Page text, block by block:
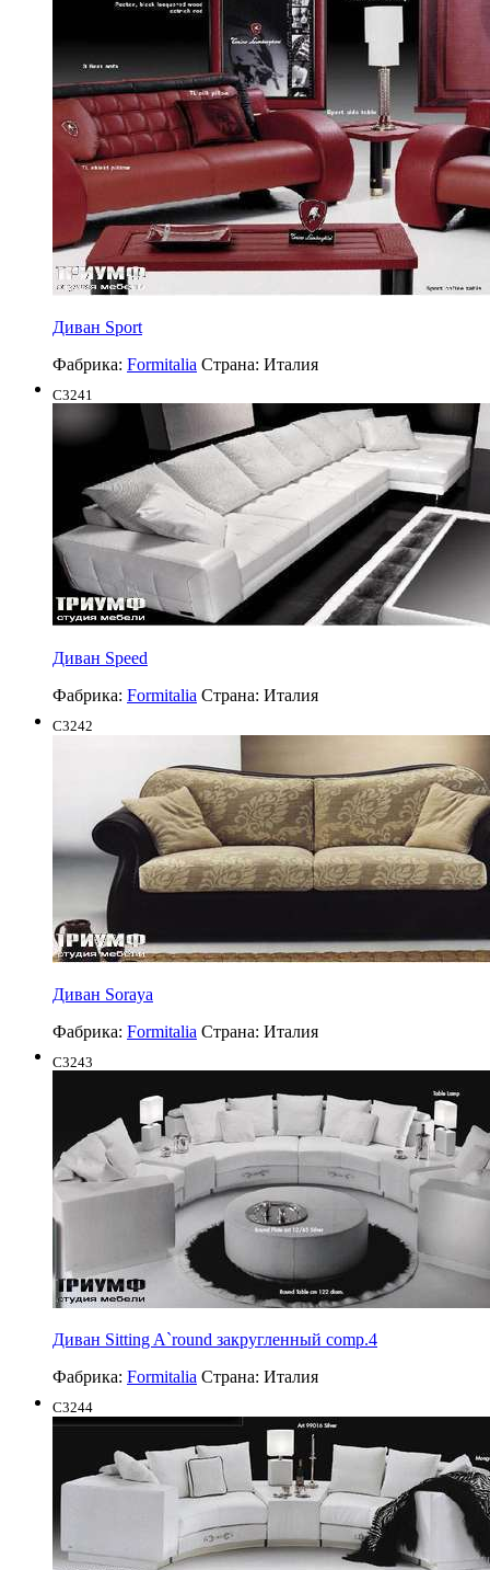
Диван Sport
Фабрика: Formitalia Страна: Италия
C3241
Диван Speed
Фабрика: Formitalia Страна: Италия
C3242
Диван Soraya
Фабрика: Formitalia Страна: Италия
C3243
Диван Sitting A`round закругленный comp.4
Фабрика: Formitalia Страна: Италия
C3244